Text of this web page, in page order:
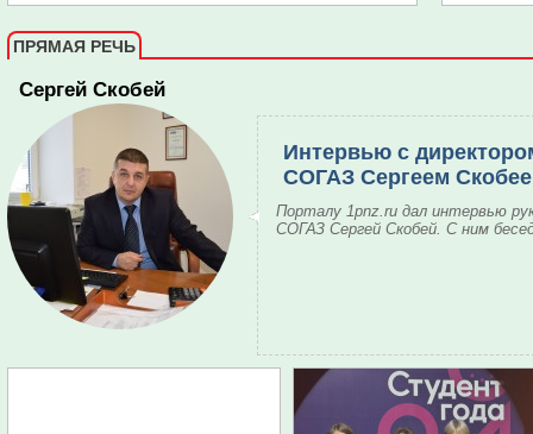
ПРЯМАЯ РЕЧЬ
Сергей Скобей
Интервью с
СОГАЗ Сергеем
Порталу 1pnz.ru дал интервью
СОГАЗ Сергей Скобей. С ним